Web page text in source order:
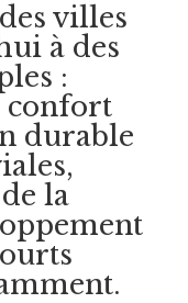
villes
à des
:
confort
durable
la